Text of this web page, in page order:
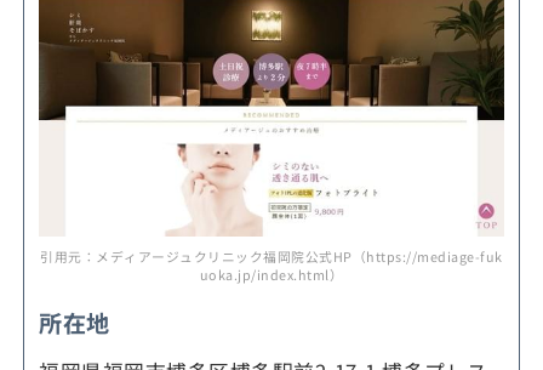
引用元：メディアージュクリニック福岡院公式HP（https://mediage-fuk
uoka.jp/index.html）
所在地